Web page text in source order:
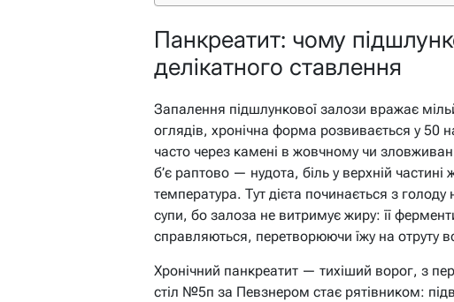
Панкреатит: чому
делікатного ставлення
Запалення підшлункової залози вражає
оглядів, хронічна форма розвивається у 50
часто через камені в жовчному чи
б’є раптово — нудота, біль у верхній
температура. Тут дієта починається з голоду
супи, бо залоза не витримує жиру: її
справляються, перетворюючи їжу на отруту
Хронічний панкреатит — тихіший ворог, з
стіл №5п за Певзнером стає рятівником: